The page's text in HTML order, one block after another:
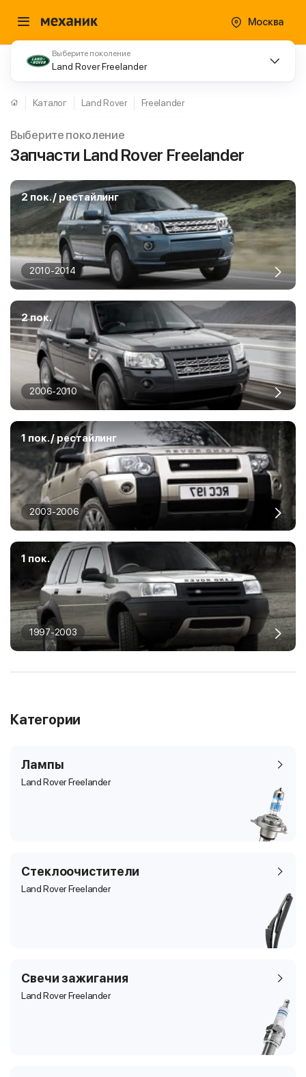
Москва
Выберите поколение
Land Rover Freelander
Каталог Land Rover Freelander
Выберите поколение
Запчасти Land Rover Freelander
2 пок. / рестайлинг
2010-2014
2 пок.
2006-2010
1 пок. / рестайлинг
2003-2006
1 пок.
1997-2003
Категории
Лампы
Land Rover Freelander
Стеклоочистители
Land Rover Freelander
Свечи зажигания
Land Rover Freelander